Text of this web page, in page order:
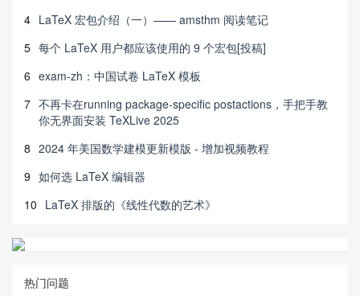
4 LaTeX 宏包介绍（一）—— amsthm 阅读笔记
5 每个 LaTeX 用户都应该使用的 9 个宏包[投稿]
6 exam-zh：中国试卷 LaTeX 模板
7 不再卡在running package-specific postactions，手把手教
你无界面安装 TeXLive 2025
8 2024 年美国数学建模更新模版 - 增加视频教程
9 如何选 LaTeX 编辑器
10 LaTeX 排版的《线性代数的艺术》
热门问题